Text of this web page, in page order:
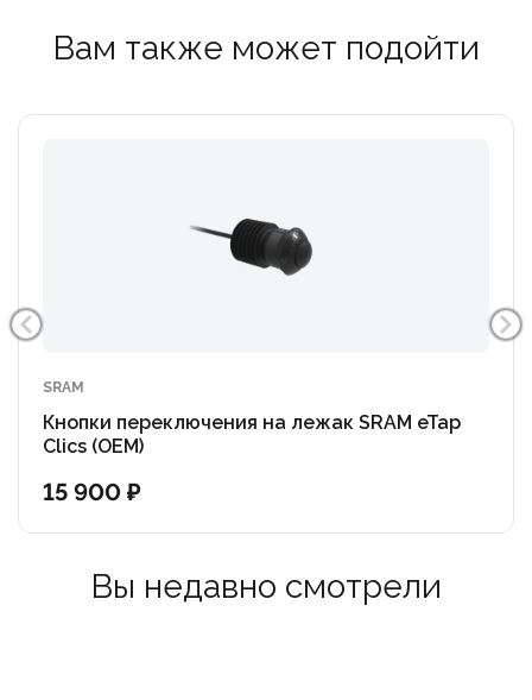
Вам также может подойти
SRAM
Кнопки переключения на лежак SRAM eTap
Clics (OEM)
15 900 ₽
Вы недавно смотрели